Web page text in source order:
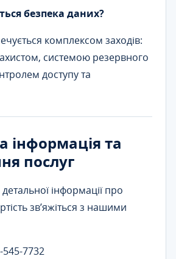
безпека даних?
комплексом заходів:
системою резервного
доступу та
інформація та
послуг
інформації про
зв’яжіться з нашими
7732